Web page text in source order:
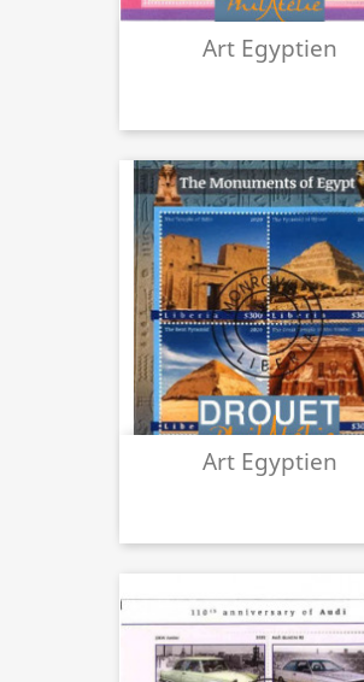
Art Egyptien
Art Egyptien